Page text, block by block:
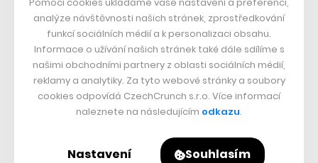
analýze návštěvnosti našich stránek, zprostředkování
funkcí sociálních médií a k personalizaci obsahu.
Informace o užívání našich stránek také dále sdílíme s
našimi obchodními partnery z oblasti sociálních médií,
reklamy a analytiky. Za tyto webové stránky a soubory
cookies odpovídá CzechCrunch s.r.o. Více informací
naleznete na následujícím odkazu.
Nastavení Souhlasím